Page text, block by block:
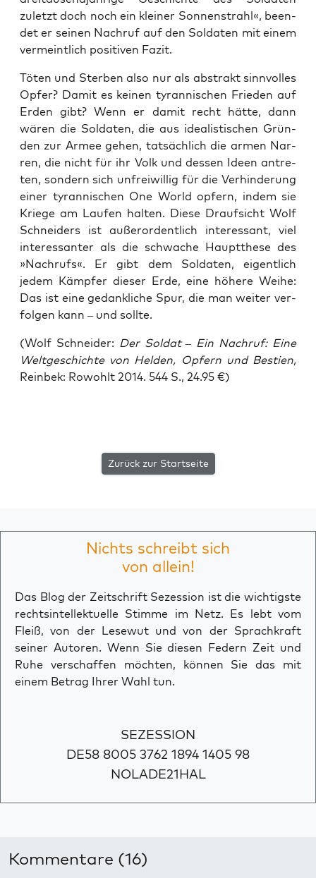
zuletzt doch noch ein klei­ner Son­nen­strahl«, been­
det er sei­nen Nach­ruf auf den Sol­da­ten mit einem
ver­meint­lich posi­ti­ven Fazit.
Töten und Ster­ben also nur als abs­trakt sinn­vol­les
Opfer? Damit es kei­nen tyran­ni­schen Frie­den auf
Erden gibt? Wenn er damit recht hät­te, dann
wären die Sol­da­ten, die aus idea­lis­ti­schen Grün­
den zur Armee gehen, tat­säch­lich die armen Nar­
ren, die nicht für ihr Volk und des­sen Ideen antre­
ten, son­dern sich unfrei­wil­lig für die Ver­hin­de­rung
einer tyran­ni­schen One World opfern, indem sie
Krie­ge am Lau­fen hal­ten. Die­se Drauf­sicht Wolf
Schnei­ders ist außer­or­dent­lich inter­es­sant, viel
inter­es­san­ter als die schwa­che Haupt­the­se des
»Nach­rufs«. Er gibt dem Sol­da­ten, eigent­lich
jedem Kämp­fer die­ser Erde, eine höhe­re Wei­he:
Das ist eine gedank­li­che Spur, die man wei­ter ver­
fol­gen kann – und sollte.
(Wolf Schnei­der: Der Sol­dat – Ein Nach­ruf: Eine
Welt­ge­schich­te von Hel­den, Opfern und Bes­ti­en,
Rein­bek: Rowohlt 2014. 544 S., 24.95 €)
Zurück zur Startseite
Nichts schreibt sich
von allein!
Das Blog der Zeitschrift Sezession ist die wichtigste
rechtsintellektuelle Stimme im Netz. Es lebt vom
Fleiß, von der Lesewut und von der Sprachkraft
seiner Autoren. Wenn Sie diesen Federn Zeit und
Ruhe verschaffen möchten, können Sie das mit
einem Betrag Ihrer Wahl tun.
SEZESSION
DE58 8005 3762 1894 1405 98
NOLADE21HAL
Kommentare (16)